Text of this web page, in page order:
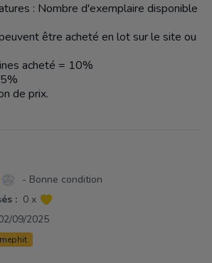
: Nombre d'exemplaire disponible
être acheté en lot sur le site ou
acheté = 10%
de prix.
- Bonne condition
: 0 x
09/2025
mephit